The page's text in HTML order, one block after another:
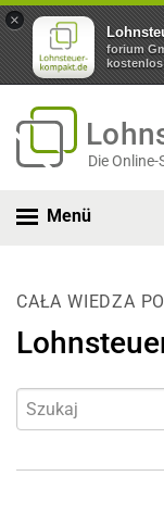
×
forium
kostenlos
Die
Menü
CAŁA WIEDZA